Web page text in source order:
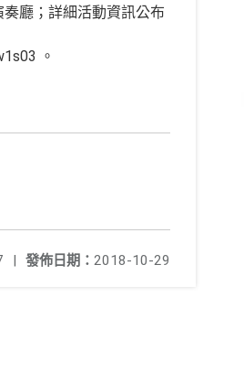
廳；詳細活動資訊公布
。
發佈日期： 2018-10-29
|